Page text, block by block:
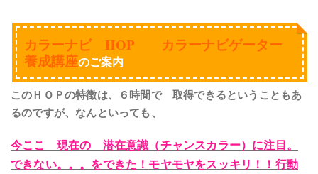
カラーナビ HOP カラーナビゲーター
養成講座のご案内
このＨＯＰの特徴は、 ６時間で 取得できるということもあ
るのですが、なんといっても、
今ここ 現在の 潜在意識（チャンスカラー）に注目。
できない。。。をできた！ モヤモヤをスッキリ！！行動